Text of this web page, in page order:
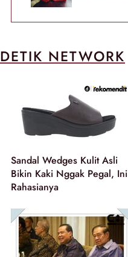
DETIK NETWORK
Sandal Wedges Kulit Asli
Bikin Kaki Nggak Pegal, Ini
Rahasianya